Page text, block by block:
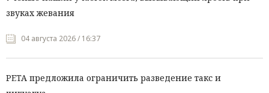
звуках жевания
04 августа 2026 / 16:37
PETA предложила ограничить разведение такс и